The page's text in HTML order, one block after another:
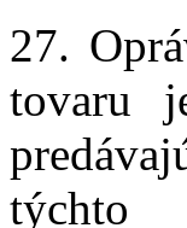
27.
tovaru
týchto